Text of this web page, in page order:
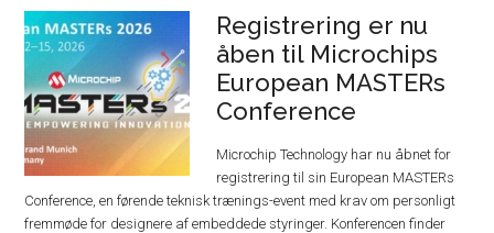
Registrering er nu
åben til Microchips
European MASTERs
Conference
Microchip Technology har nu åbnet for
registrering til sin European MASTERs
Conference, en førende teknisk trænings-event med krav om personligt
fremmøde for designere af embeddede styringer. Konferencen finder